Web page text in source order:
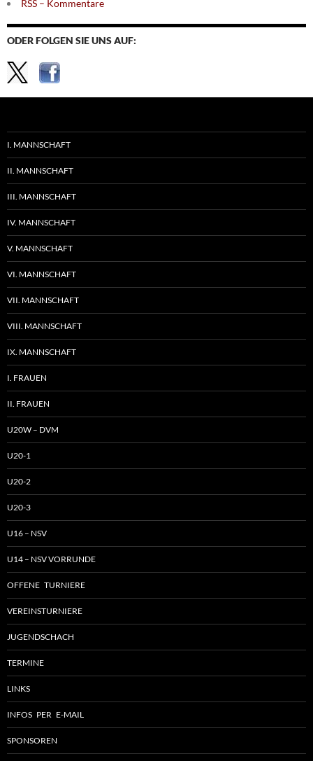
RSS – Kommentare
ODER FOLGEN SIE UNS AUF:
I. MANNSCHAFT
II. MANNSCHAFT
III. MANNSCHAFT
IV. MANNSCHAFT
V. MANNSCHAFT
VI. MANNSCHAFT
VII. MANNSCHAFT
VIII. MANNSCHAFT
IX. MANNSCHAFT
I. FRAUEN
II. FRAUEN
U20W – DVM
U20-1
U20-2
U20-3
U16 – NSV
U14 – NSV VORRUNDE
OFFENE TURNIERE
VEREINSTURNIERE
JUGENDSCHACH
TERMINE
LINKS
INFOS PER E-MAIL
SPONSOREN